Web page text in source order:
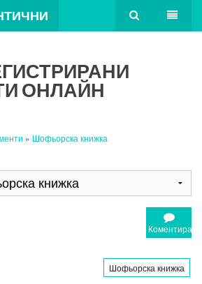
ОНЛАЙН
» Шофьорска книжка
Шофьорска книжка